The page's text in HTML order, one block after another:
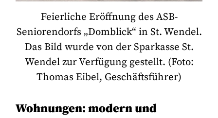
Feierliche Eröffnung des ASB-
Seniorendorfs „Domblick“ in St. Wendel.
Das Bild wurde von der Sparkasse St.
Wendel zur Verfügung gestellt. (Foto:
Thomas Eibel, Geschäftsführer)
Wohnungen: modern und